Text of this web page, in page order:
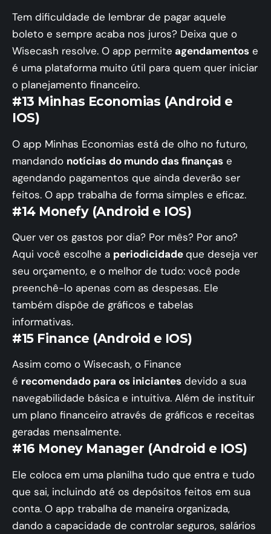
Tem dificuldade de lembrar de pagar aquele
boleto e sempre acaba nos juros? Deixa que o
Wisecash resolve. O app permite agendamentos e
é uma plataforma muito útil para quem quer iniciar
o planejamento financeiro.
#13 Minhas Economias (Android e
IOS)
O app Minhas Economias está de olho no futuro,
mandando notícias do mundo das finanças e
agendando pagamentos que ainda deverão ser
feitos. O app trabalha de forma simples e eficaz.
#14 Monefy (Android e IOS)
Quer ver os gastos por dia? Por mês? Por ano?
Aqui você escolhe a periodicidadeque deseja ver
seu orçamento, e o melhor de tudo: você pode
preenchê-lo apenas com as despesas. Ele
também dispõe de gráficos e tabelas
informativas.
#15 Finance (Android e IOS)
Assim como o Wisecash, o Finance
é recomendado para os iniciantes devido a sua
navegabilidade básica e intuitiva. Além de instituir
um plano financeiro através de gráficos e receitas
geradas mensalmente.
#16 Money Manager (Android e IOS)
Ele coloca em uma planilha tudo que entra e tudo
que sai, incluindo até os depósitos feitos em sua
conta. O app trabalha de maneira organizada,
dando a capacidade de controlar seguros, salários